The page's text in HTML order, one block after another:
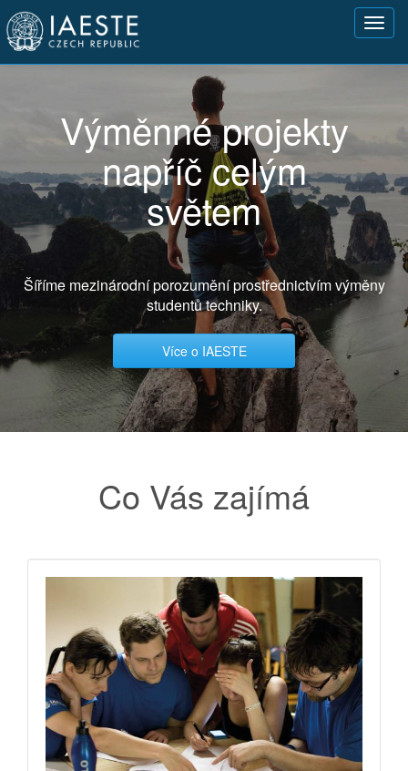
Přejít
hlavnímu
obsahu
Výměnné projekty
napříč celým
světem
Šíříme mezinárodní porozumění prostřednictvím výměny
studentů techniky.
Více o IAESTE
Co Vás zajímá